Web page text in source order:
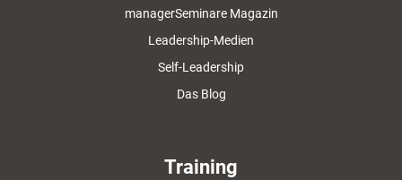
managerSeminare Magazin
Leadership-Medien
Self-Leadership
Das Blog
Training